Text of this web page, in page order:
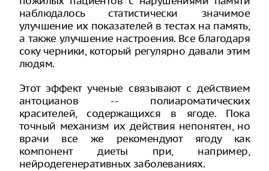
наблюдалось статистически значимое
улучшение их показателей в тестах на память,
а также улучшение настроения. Все благодаря
соку черники, который регулярно давали этим
людям.
Этот эффект ученые связывают с действием
антоцианов -- полиароматических
красителей, содержащихся в ягоде. Пока
точный механизм их действия непонятен, но
врачи все же рекомендуют ягоду как
компонент диеты при, например,
нейродегенеративных заболеваниях.